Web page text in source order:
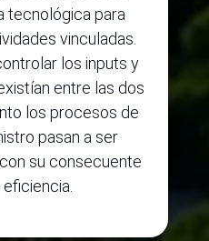
tecnológica para
vinculadas.
los inputs y
entre las dos
los procesos de
pasan a ser
su consecuente